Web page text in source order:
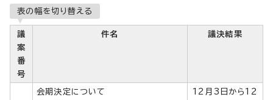
表の幅を切り替える
議
案
番
号
件名 議決結果
会期決定について
12月3日から12